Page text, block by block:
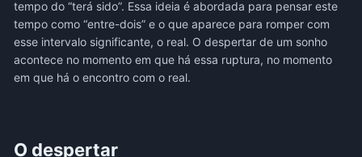
tempo do “terá sido”. Essa ideia é abordada para pensar este
tempo como “entre-dois” e o que aparece para romper com
esse intervalo significante, o real. O despertar de um sonho
acontece no momento em que há essa ruptura, no momento
em que há o encontro com o real.
O despertar